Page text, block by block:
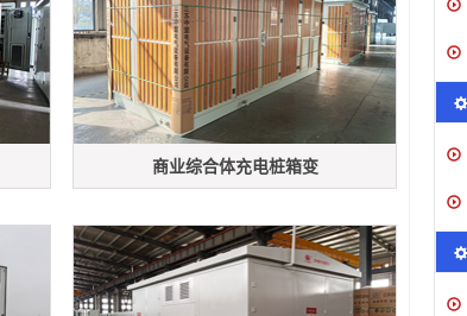
商业综合体充电桩箱变